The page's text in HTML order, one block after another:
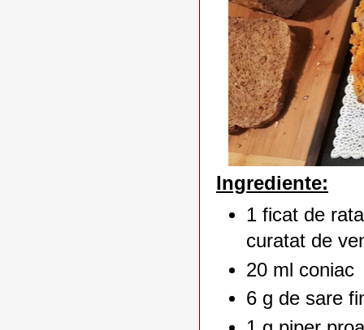
Ingrediente:
1 ficat de
curatat de
20 ml coniac
6 g de sare